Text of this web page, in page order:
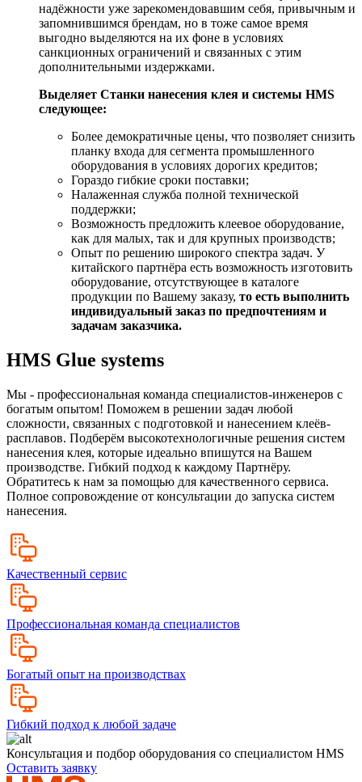
надёжности уже зарекомендовавшим себя, привычным и
запомнившимся брендам, но в тоже самое время
выгодно выделяются на их фоне в условиях
санкционных ограничений и связанных с этим
дополнительными издержками.
Выделяет Станки нанесения клея и системы HMS
следующее:
Более демократичные цены, что позволяет снизить
планку входа для сегмента промышленного
оборудования в условиях дорогих кредитов;
Гораздо гибкие сроки поставки;
Налаженная служба полной технической
поддержки;
Возможность предложить клеевое оборудование,
как для малых, так и для крупных производств;
Опыт по решению широкого спектра задач. У
китайского партнёра есть возможность изготовить
оборудование, отсутствующее в каталоге
продукции по Вашему заказу, то есть выполнить
индивидуальный заказ по предпочтениям и
задачам заказчика.
HMS Glue systems
Мы - профессиональная команда специалистов-инженеров с
богатым опытом! Поможем в решении задач любой
сложности, связанных с подготовкой и нанесением клеёв-
расплавов. Подберём высокотехнологичные решения систем
нанесения клея, которые идеально впишутся на Вашем
производстве. Гибкий подход к каждому Партнёру.
Обратитесь к нам за помощью для качественного сервиса.
Полное сопровождение от консультации до запуска систем
нанесения.
Качественный сервис
Профессиональная команда специалистов
Богатый опыт на производствах
Гибкий подход к любой задаче
Консультация и подбор оборудования со специалистом HMS
Оставить заявку